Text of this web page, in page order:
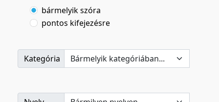
bármelyik szóra
pontos kifejezésre
Kategória